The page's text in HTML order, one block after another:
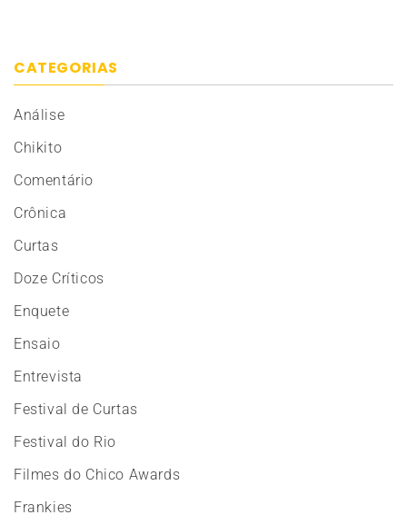
CATEGORIAS
Análise
Chikito
Comentário
Crônica
Curtas
Doze Críticos
Enquete
Ensaio
Entrevista
Festival de Curtas
Festival do Rio
Filmes do Chico Awards
Frankies